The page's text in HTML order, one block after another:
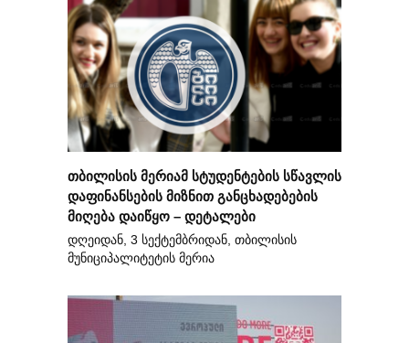
თბილისის მერიამ სტუდენტების სწავლის
დაფინანსების მიზნით განცხადებების
მიღება დაიწყო – დეტალები
დღეიდან, 3 სექტემბრიდან, თბილისის
მუნიციპალიტეტის მერია